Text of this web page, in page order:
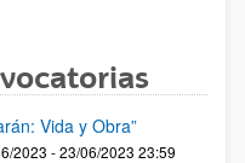
Vida y Obra”
2023 - 23/06/2023 23:59